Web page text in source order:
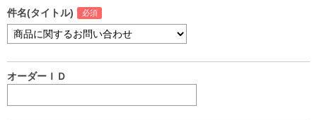
件名(タイトル)
オーダーＩＤ